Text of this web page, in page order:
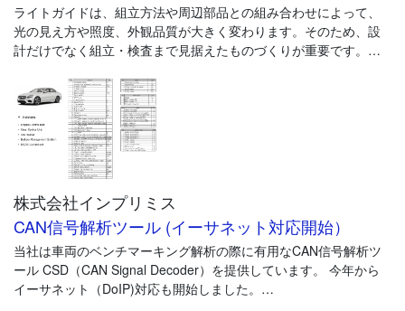
ライトガイドは、組立方法や周辺部品との組み合わせによって、
光の見え方や照度、外観品質が大きく変わります。そのため、設
計だけでなく組立・検査まで見据えたものづくりが重要です。
押野電気製作所では、光学設計・金型製作・ライトガイド成形を
コア技術とし、ハウジング製作、ASSY（組立）、完成品検査まで
一貫して対応しています。設計段階から各工程が連携すること
で、生産性や組立性を考慮した提案や、量産時の品質安定につな
げています。
ASSY工程では、吸塵による異物対策や不織布貼付などにも対応
し、点灯検査・外観検査を実施し、「光る製品」としての品質を
確認したうえで出荷しています。
部品単体から完成ユニットまで、お客様のニーズに合わせた柔軟
な供給体制も当社の強みです。
株式会社インプリミス
CAN信号解析ツール (イーサネット対応開始）
当社は車両のベンチマーキング解析の際に有用なCAN信号解析ツ
ール CSD（CAN Signal Decoder）を提供しています。 今年から
イーサネット（DoIP)対応も開始しました。